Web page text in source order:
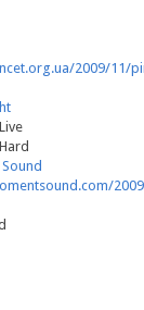
2009/11/